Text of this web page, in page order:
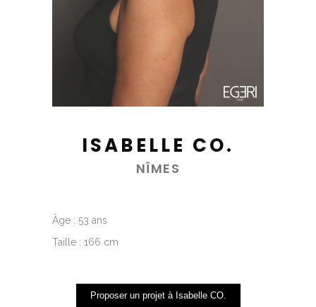
ISABELLE CO.
NÎMES
Âge : 53 ans
Taille : 166 cm
Proposer un projet à Isabelle CO.